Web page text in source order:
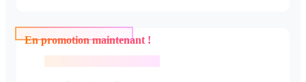
En promotion maintenant !